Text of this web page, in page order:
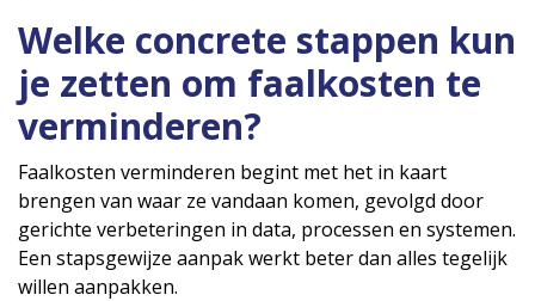
Welke concrete stappen kun
je zetten om faalkosten te
verminderen?
Faalkosten verminderen begint met het in kaart
brengen van waar ze vandaan komen, gevolgd door
gerichte verbeteringen in data, processen en systemen.
Een stapsgewijze aanpak werkt beter dan alles tegelijk
willen aanpakken.